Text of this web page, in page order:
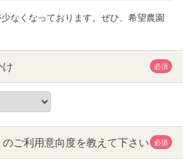
なくなっております。ぜひ、希望農園
必須
必須
ご利用意向度を教えて下さい